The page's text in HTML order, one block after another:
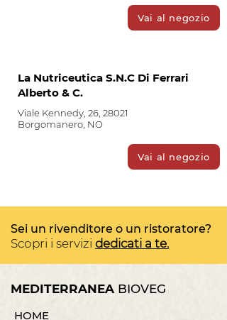
Vai al negozio
La Nutriceutica S.N.C Di Ferrari
Alberto & C.
Viale Kennedy, 26, 28021
Borgomanero, NO
Vai al negozio
Sei un rivenditore o un ristoratore?
Scopri i servizi dedicati a te.
MEDITERRANEA BIOVEG
HOME